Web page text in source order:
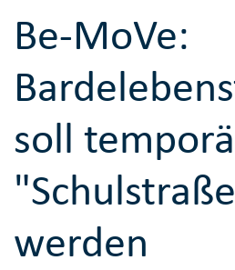
Be-MoVe:
soll
werden